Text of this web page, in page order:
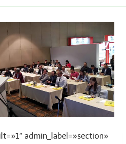
admin_label=»section»